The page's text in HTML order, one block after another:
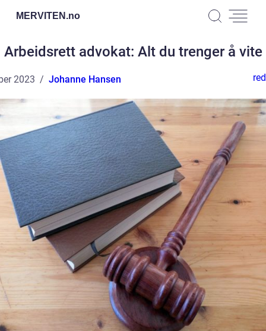
MERVITEN.no
Arbeidsrett advokat: Alt du trenger å vite
2023 Johanne Hansen